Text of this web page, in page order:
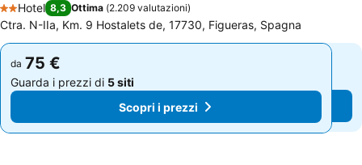
2 Stelle
Hotel 8,3 Ottima (2.209 valutazioni)
Ctra. N-IIa, Km. 9 Hostalets de, 17730, Figueras, Spagna
da 75 €
Guarda i prezzi di 5 siti
Scopri i prezzi
da 75 €
Guarda i prezzi di 5 siti
Scopri i prezzi